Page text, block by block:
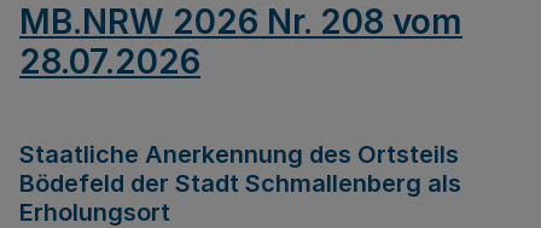
MB.NRW 2026 Nr. 208 vom
28.07.2026
Staatliche Anerkennung des Ortsteils
Bödefeld der Stadt Schmallenberg als
Erholungsort